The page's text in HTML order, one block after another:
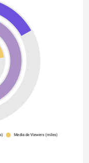
Media de Viewers (miles)